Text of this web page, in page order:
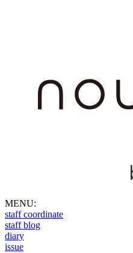
MENU:
staff coordinate
staff blog
diary
issue